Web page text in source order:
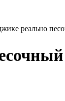
реально